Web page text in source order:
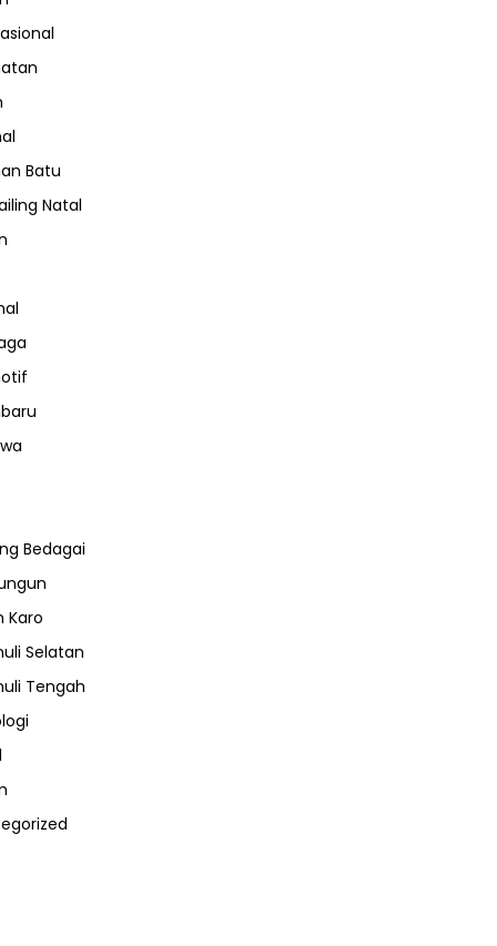
Batu
Natal
Bedagai
Karo
Selatan
Tengah